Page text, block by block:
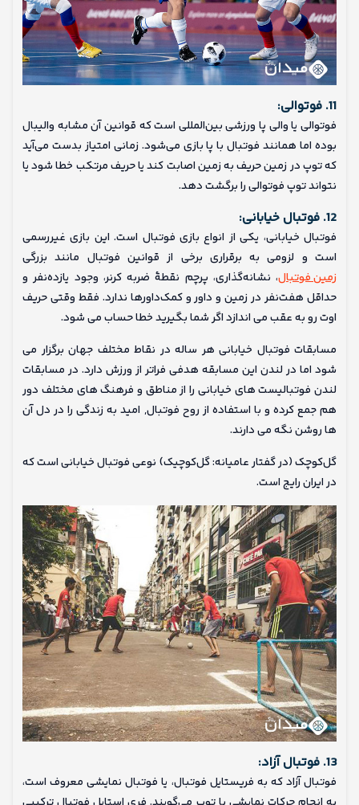
11. فوتوالی:
فوتوالی یا والی‌ پا ورزشی بین‌المللی است که قوانین آن مشابه والیبال
بوده اما همانند فوتبال با پا بازی می‌شود. زمانی امتیاز بدست می‌آید
که توپ در زمین حریف به زمین اصابت کند یا حریف مرتکب خطا شود یا
نتواند توپ فوتوالی را برگشت دهد.
12. فوتبال خیابانی:
فوتبال خیابانی، یکی از انواع بازی فوتبال است. این بازی غیررسمی
است و لزومی به برقراری برخی از قوانین فوتبال مانند بزرگی
زمین فوتبال، نشانه‌گذاری، پرچم نقطهٔ ضربه کرنر، وجود یازده‌نفر و
حداقل هفت‌نفر در زمین و داور و کمک‌داورها ندارد. فقط وقتی حریف
اوت رو به عقب می اندازد اگر شما بگیرید خطا حساب می شود.
مسابقات فوتبال خیابانی هر ساله در نقاط مختلف جهان برگزار می
شود اما در لندن این مسابقه هدفی فراتر از ورزش دارد. در مسابقات
لندن فوتبالیست های خیابانی را از مناطق و فرهنگ های مختلف دور
هم جمع کرده و با استفاده از روح فوتبال, امید به زندگی را در دل آن
ها روشن نگه می دارند.
گل‌کوچک (در گفتار عامیانه: گل‌کوچیک) نوعی فوتبال خیابانی است که
در ایران رایج است.
13. فوتبال آزاد:
فوتبال آزاد که به فریستایل فوتبال، یا فوتبال نمایشی معروف است،